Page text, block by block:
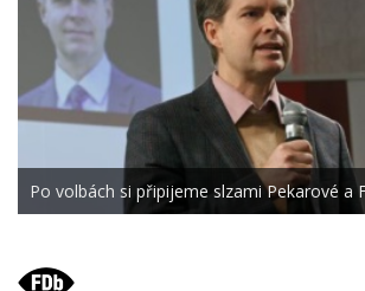
Po volbách si připijeme slzami Pekarové a